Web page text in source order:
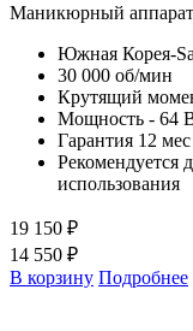
Маникюрный аппарат
Южная Корея-
30 000 об/мин
Крутящий
Мощность - 64
Гарантия 12 мес
Рекомендуется
использования
19 150 ₽
14 550 ₽
В корзину Подробнее